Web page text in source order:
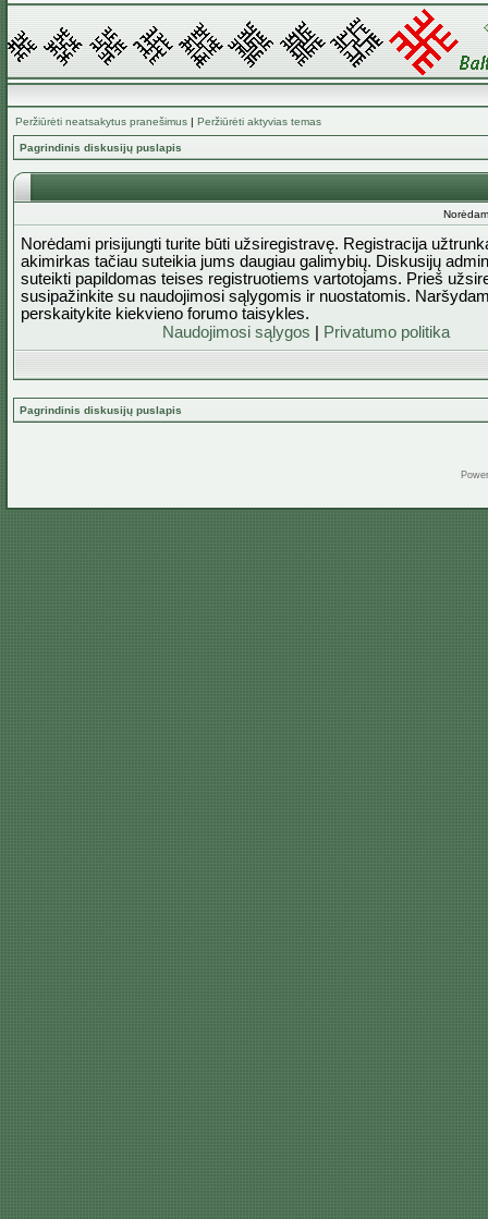
Peržiūrėti neatsakytus pranešimus | Peržiūrėti aktyvias temas
Pagrindinis diskusijų puslapis
Norėdami prisijungti turite būti užsiregistravę. Registracija
akimirkas tačiau suteikia jums daugiau galimybių. Diskusijų
suteikti papildomas teises registruotiems vartotojams. Prieš
susipažinkite su naudojimosi sąlygomis ir nuostatomis.
perskaitykite kiekvieno forumo taisykles.
Naudojimosi sąlygos
Privatumo politika
Pagrindinis diskusijų puslapis